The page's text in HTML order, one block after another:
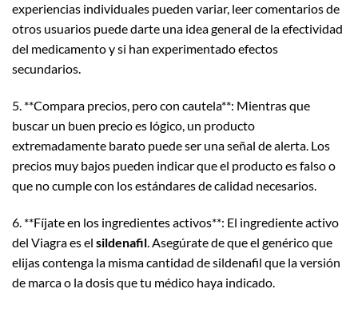
experiencias individuales pueden variar, leer comentarios de
otros usuarios puede darte una idea general de la efectividad
del medicamento y si han experimentado efectos
secundarios.
5. **Compara precios, pero con cautela**: Mientras que
buscar un buen precio es lógico, un producto
extremadamente barato puede ser una señal de alerta. Los
precios muy bajos pueden indicar que el producto es falso o
que no cumple con los estándares de calidad necesarios.
6. **Fíjate en los ingredientes activos**: El ingrediente activo
del Viagra es el sildenafil. Asegúrate de que el genérico que
elijas contenga la misma cantidad de sildenafil que la versión
de marca o la dosis que tu médico haya indicado.